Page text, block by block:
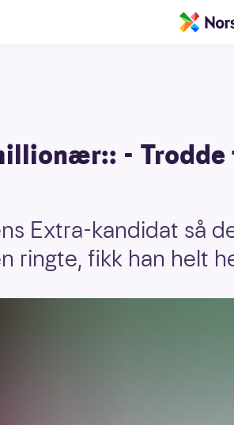
-
Extra-kandidat så
ringte, fikk han helt